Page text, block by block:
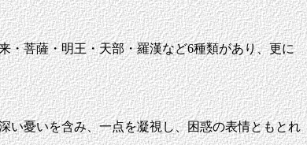
菩薩・明王・天部・羅漢など6種類があり、更に
憂いを含み、一点を凝視し、困惑の表情ともとれ